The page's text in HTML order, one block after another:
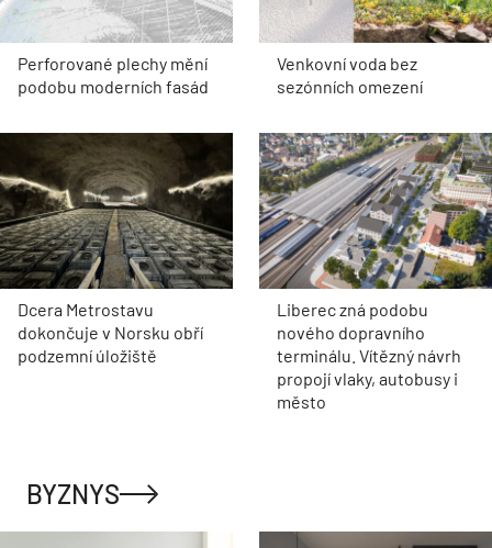
Perforované plechy mění
podobu moderních fasád
Venkovní voda bez
sezónních omezení
Dcera Metrostavu
dokončuje v Norsku obří
podzemní úložiště
Liberec zná podobu
nového dopravního
terminálu. Vítězný návrh
propojí vlaky, autobusy i
město
BYZNYS